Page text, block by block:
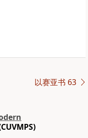
以赛亚书 63